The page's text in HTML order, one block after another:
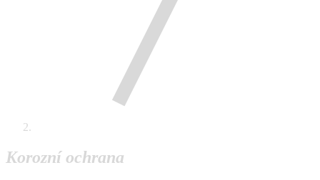
Korozní ochrana